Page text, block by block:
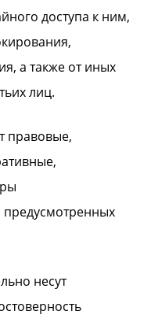
доступа к ним,
а также от иных
лиц.
правовые,
предусмотренных
несут